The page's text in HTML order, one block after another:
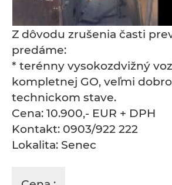
Z dôvodu zrušenia časti
predáme:
* terénny vysokozdvižný
kompletnej GO, veľmi
technickom stave.
Cena: 10.900,- EUR + DPH
Kontakt: 0903/922 222
Lokalita: Senec